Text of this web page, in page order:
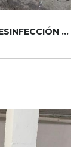
EQUIPO DE DESATASCOS, SUCCIÓN, DESINFECCIÓN Y FUMIGACIÓN DE ...